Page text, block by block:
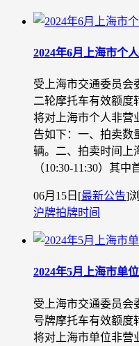
2024年6月上海市个
受上海市交通委员会
二轮摩托车有效额度
将对上海市个人非营
告如下：一、拍卖数
辆。二、拍卖时间上
（10:30-11:30）其
06月15日 [最新公告]
沪牌拍牌时间
2024年5月上海市单
受上海市交通委员会
号牌摩托车有效额度
将对上海市单位非营